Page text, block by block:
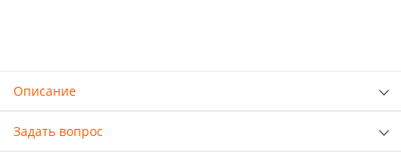
Описание
Задать вопрос